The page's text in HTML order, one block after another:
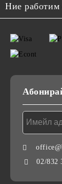
Ние работим
02/832